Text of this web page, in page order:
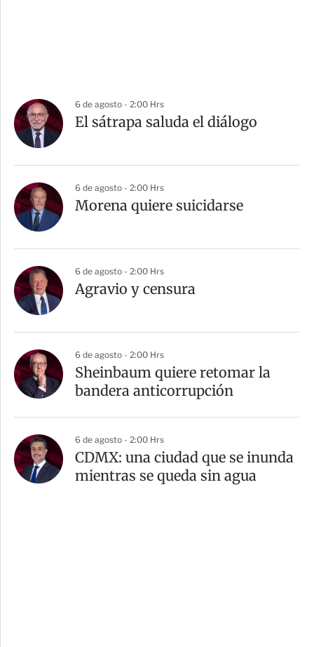
6 de agosto - 2:00 Hrs
El sátrapa saluda el diálogo
6 de agosto - 2:00 Hrs
Morena quiere suicidarse
6 de agosto - 2:00 Hrs
Agravio y censura
6 de agosto - 2:00 Hrs
Sheinbaum quiere retomar la
bandera anticorrupción
6 de agosto - 2:00 Hrs
CDMX: una ciudad que se inunda
mientras se queda sin agua